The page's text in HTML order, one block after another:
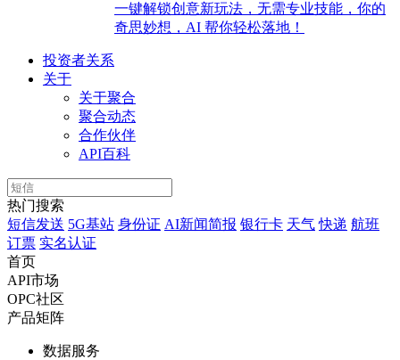
一键解锁创意新玩法，无需专业技能，你的
奇思妙想，AI 帮你轻松落地！
投资者关系
关于
关于聚合
聚合动态
合作伙伴
API百科
热门搜索
短信发送 5G基站 身份证 AI新闻简报 银行卡 天气 快递 航班
订票 实名认证
首页
API市场
OPC社区
产品矩阵
数据服务